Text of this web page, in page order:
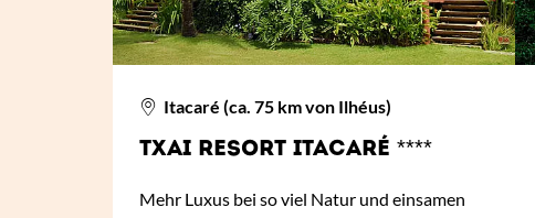
Itacaré (ca. 75 km von Ilhéus)
TXAI RESORT ITACARÉ ****
Mehr Luxus bei so viel Natur und einsamen